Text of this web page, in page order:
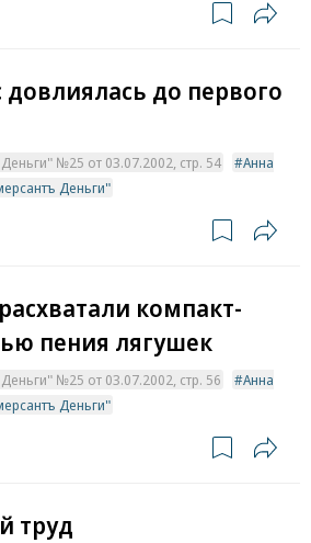
до первого
№25 от 03.07.2002, стр. 54
Анна
Деньги"
компакт-
пения лягушек
№25 от 03.07.2002, стр. 56
Анна
Деньги"
труд